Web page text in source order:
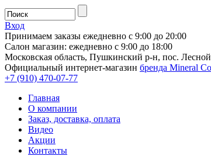
Вход
Принимаем заказы ежедневно с 9:00 до 20:00
Салон магазин: ежедневно с 9:00 до 18:00
Московская область, Пушкинский р-н, пос.
Официальный интернет-магазин бренда Mineral
+7 (910) 470-07-77
Главная
О компании
Заказ, доставка, оплата
Видео
Акции
Контакты